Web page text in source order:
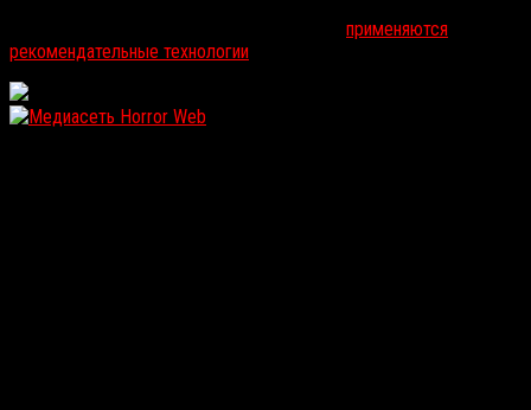
применяются
рекомендательные технологии